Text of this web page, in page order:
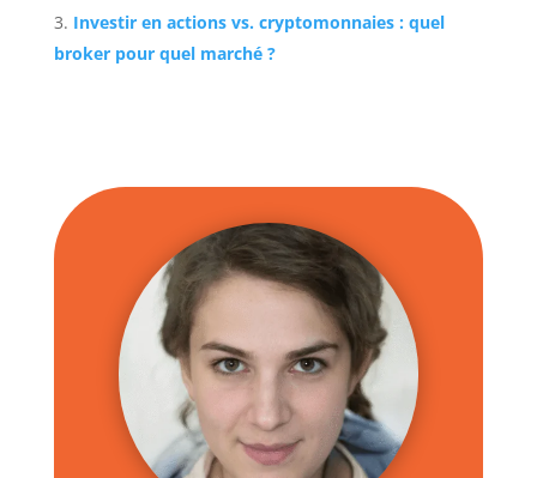
Investir en actions vs. cryptomonnaies : quel
broker pour quel marché ?